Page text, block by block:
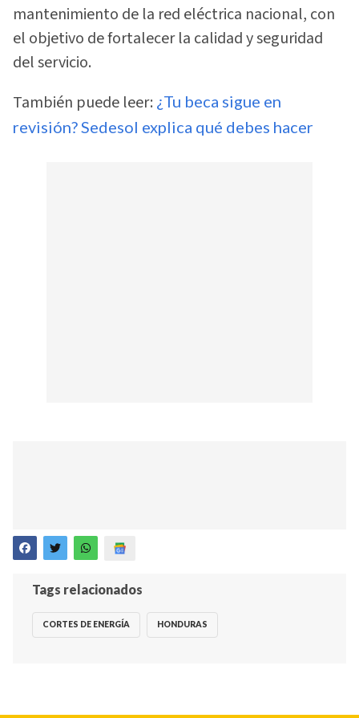
mantenimiento de la red eléctrica nacional, con
el objetivo de fortalecer la calidad y seguridad
del servicio.
También puede leer: ¿Tu beca sigue en
revisión? Sedesol explica qué debes hacer
Tags relacionados
CORTES DE ENERGÍA HONDURAS